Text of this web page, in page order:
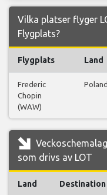
Vilka platser flyger
Flygplats?
Flygplats Land
Frederic
Chopin
(WAW)
Poland
som drivs av LOT
Land Destination